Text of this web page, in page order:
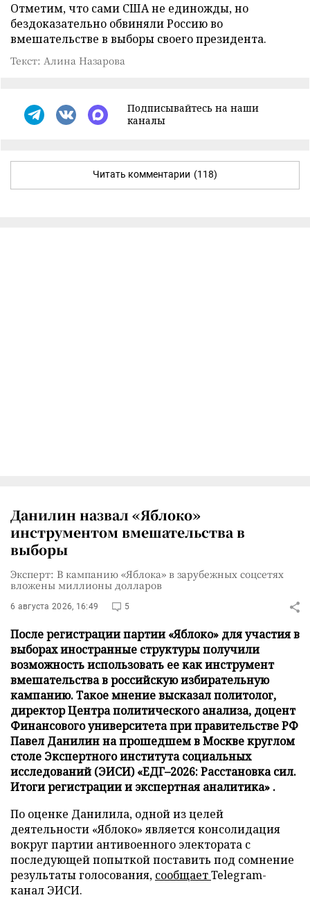
Отметим, что сами США не единожды, но
бездоказательно обвиняли Россию во
вмешательстве в выборы своего президента.
Текст: Алина Назарова
Подписывайтесь на наши
каналы
Читать комментарии (118)
Данилин назвал «Яблоко»
инструментом вмешательства в
выборы
Эксперт: В кампанию «Яблока» в зарубежных соцсетях
вложены миллионы долларов
6 августа 2026, 16:49 5
После регистрации партии «Яблоко» для участия в
выборах иностранные структуры получили
возможность использовать ее как инструмент
вмешательства в российскую избирательную
кампанию. Такое мнение высказал политолог,
директор Центра политического анализа, доцент
Финансового университета при правительстве РФ
Павел Данилин на прошедшем в Москве круглом
столе Экспертного института социальных
исследований (ЭИСИ) «ЕДГ–2026: Расстановка сил.
Итоги регистрации и экспертная аналитика» .
По оценке Данилила, одной из целей
деятельности «Яблоко» является консолидация
вокруг партии антивоенного электората с
последующей попыткой поставить под сомнение
результаты голосования, сообщаетTelegram-
канал ЭИСИ.